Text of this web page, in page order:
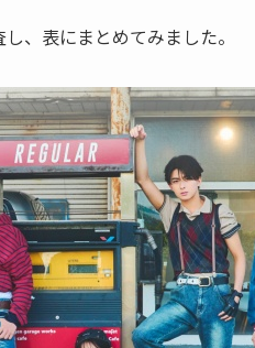
、表にまとめてみました。